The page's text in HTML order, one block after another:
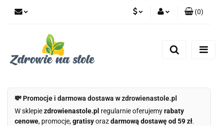
(0)
💸 Promocje i darmowa dostawa w zdrowienastole.pl
W sklepiezdrowienastole.pl regularnie oferujemyrabaty
cenowe, promocje,gratisyorazdarmową dostawę od 59 zł.